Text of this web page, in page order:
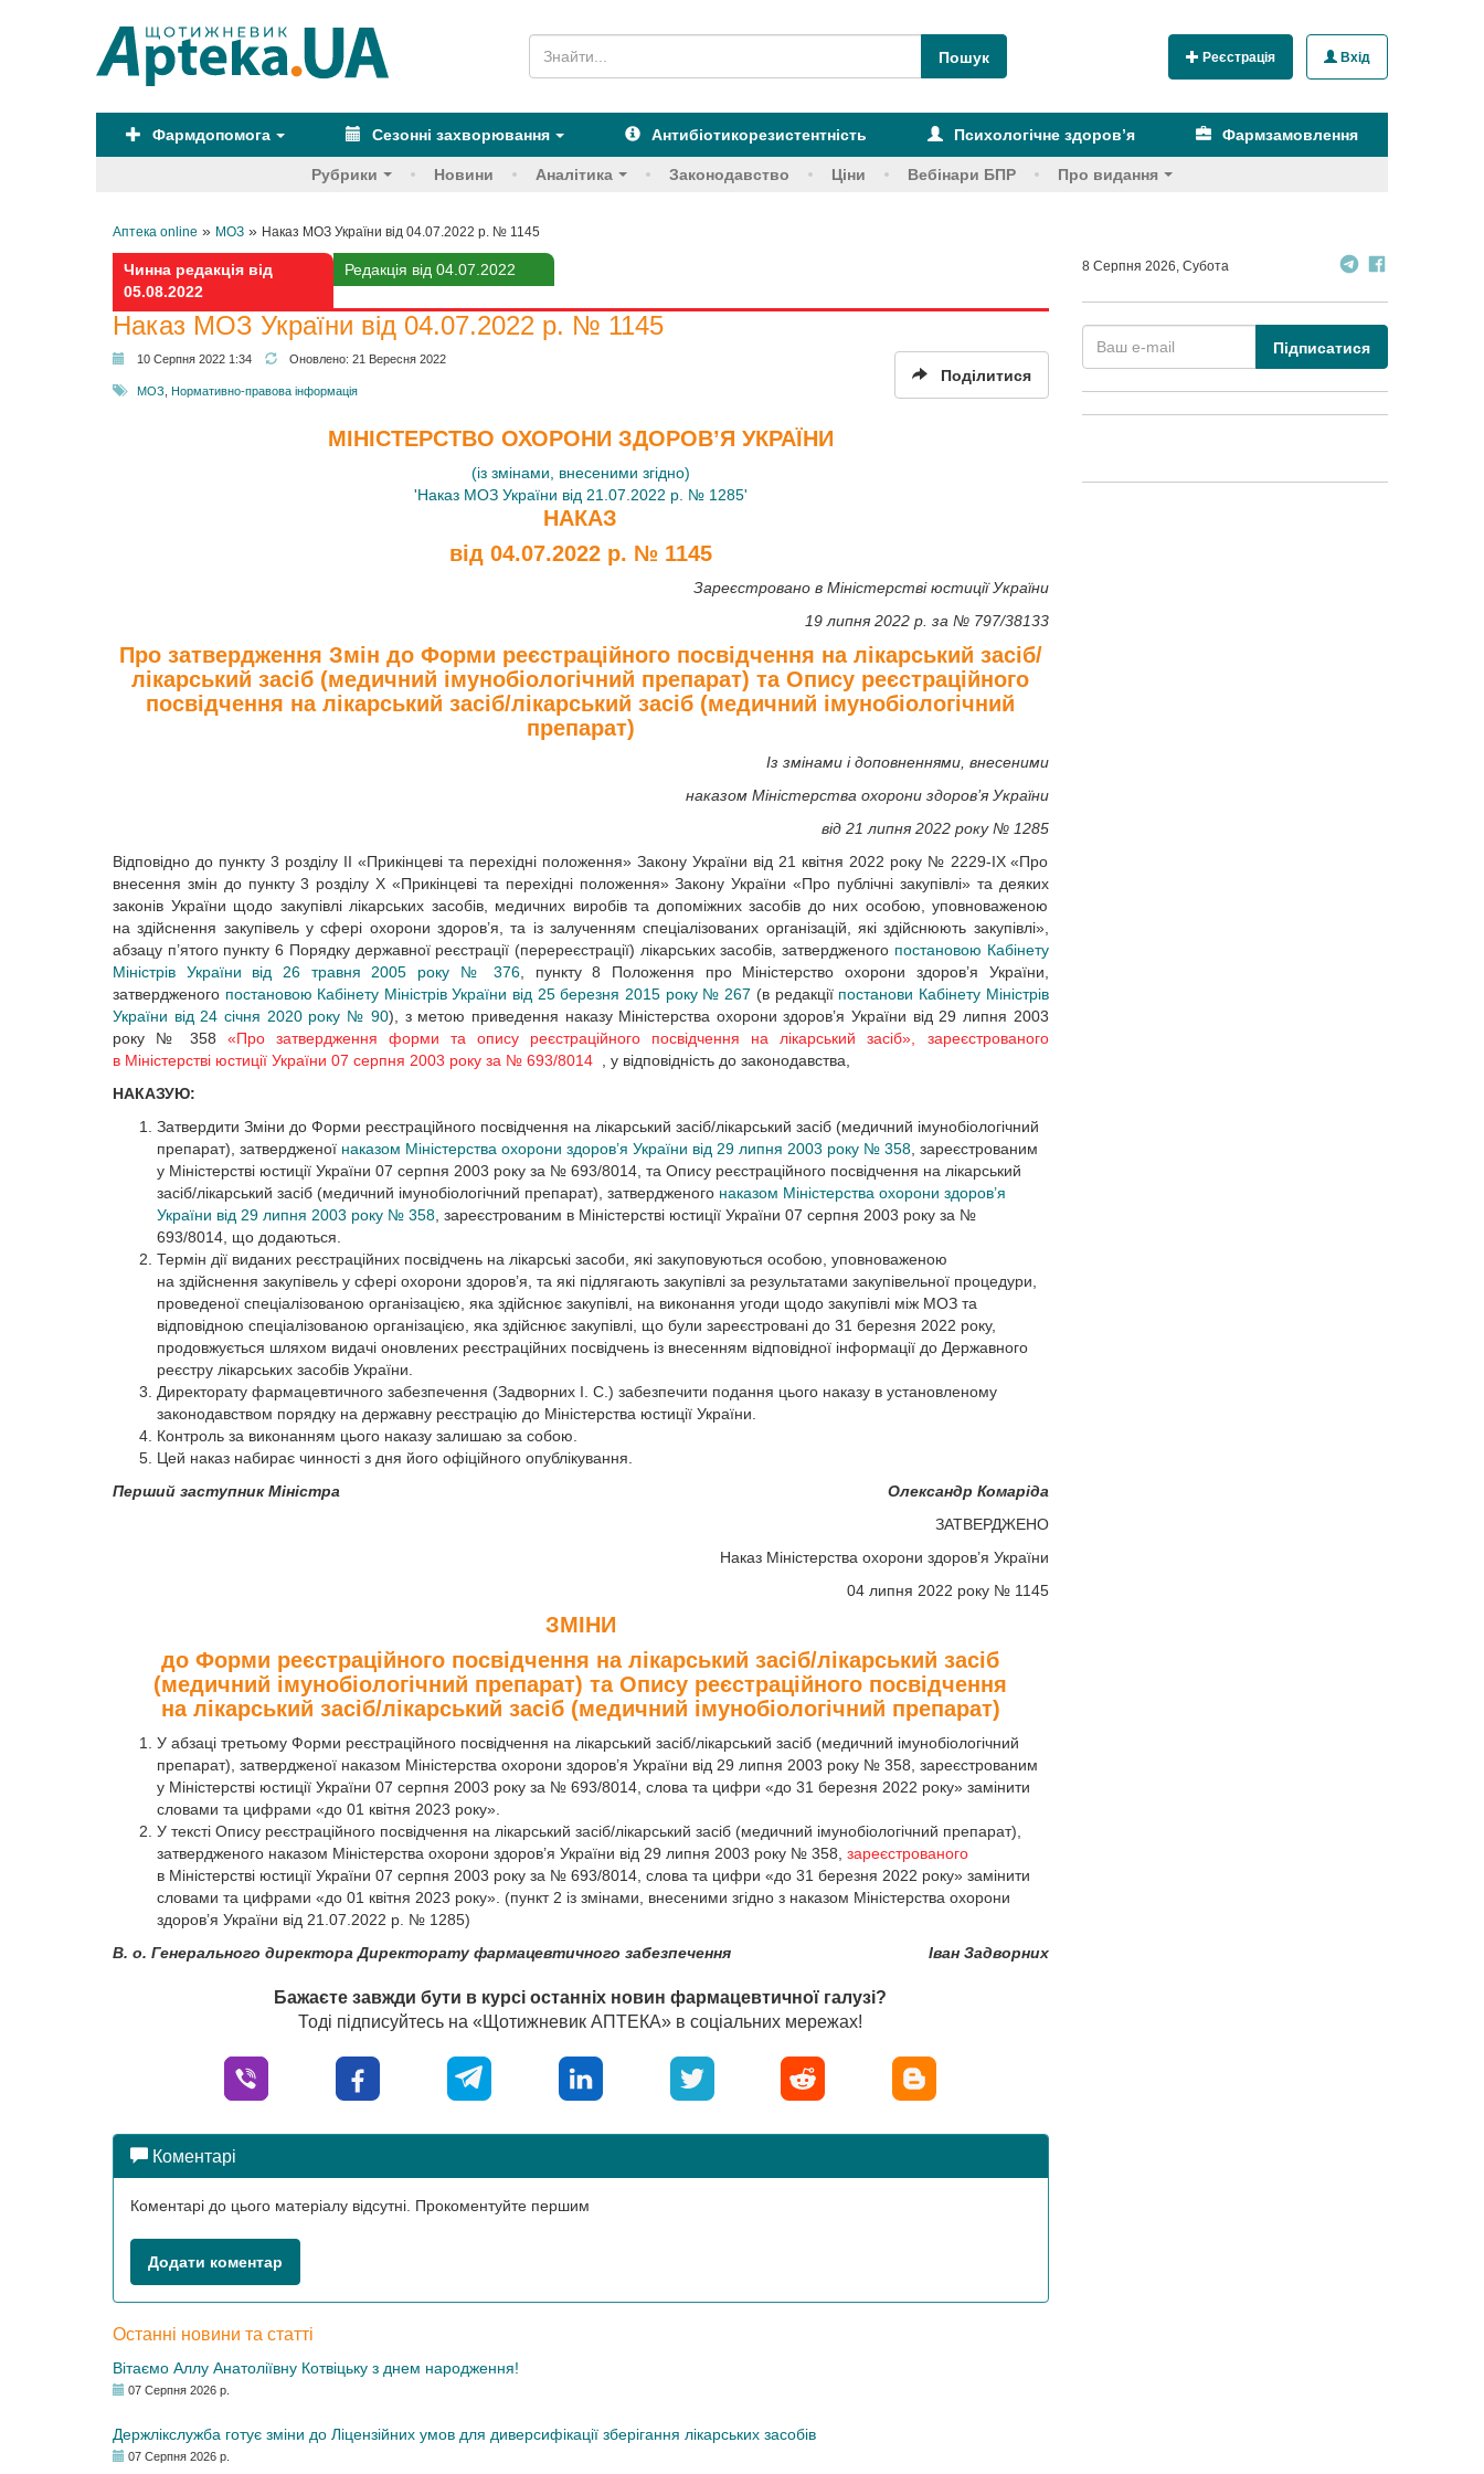
Реєстрація Вхід
Фармдопомога Сезонні захворювання Антибіотикорезистентність Психологічне здоров’я Фармзамовлення
Рубрики Новини Аналітика Законодавство Ціни Вебінари БПР Про видання
Аптека online » МОЗ » Наказ МОЗ України від 04.07.2022 р. № 1145
Чинна редакція від
05.08.2022
Редакція від 04.07.2022
Наказ МОЗ України від 04.07.2022 р. № 1145
10 Серпня 2022 1:34 Оновлено: 21 Вересня 2022
МОЗ Нормативно-правова інформація
Поділитися
МІНІСТЕРСТВО ОХОРОНИ ЗДОРОВ’Я УКРАЇНИ
(із змінами, внесеними згідно)
'Наказ МОЗ України від 21.07.2022 р. № 1285'
НАКАЗ
від 04.07.2022 р. № 1145
Зареєстровано в Міністерстві юстиції України
19 липня 2022 р. за № 797/38133
Про затвердження Змін до Форми реєстраційного посвідчення на лікарський засіб/
лікарський засіб (медичний імунобіологічний препарат) та Опису реєстраційного
посвідчення на лікарський засіб/лікарський засіб (медичний імунобіологічний
препарат)
Із змінами і доповненнями, внесеними
наказом Міністерства охорони здоров’я України
від 21 липня 2022 року № 1285
Відповідно до пункту 3 розділу II «Прикінцеві та перехідні положення» Закону України від 21 квітня 2022 року № 2229-IX «Про
внесення змін до пункту 3 розділу X «Прикінцеві та перехідні положення» Закону України «Про публічні закупівлі» та деяких
законів України щодо закупівлі лікарських засобів, медичних виробів та допоміжних засобів до них особою, уповноваженою
на здійснення закупівель у сфері охорони здоров’я, та із залученням спеціалізованих організацій, які здійснюють закупівлі»,
абзацу п’ятого пункту 6 Порядку державної реєстрації (перереєстрації) лікарських засобів, затвердженого постановою Кабінету
Міністрів України від 26 травня 2005 року № 376 , пункту 8 Положення про Міністерство охорони здоров’я України,
затвердженого постановою Кабінету Міністрів України від 25 березня 2015 року № 267 (в редакції постанови Кабінету Міністрів
України від 24 січня 2020 року № 90), з метою приведення наказу Міністерства охорони здоров’я України від 29 липня 2003
року № 358«Про затвердження форми та опису реєстраційного посвідчення на лікарський засіб», зареєстрованого
в Міністерстві юстиції України 07 серпня 2003 року за № 693/8014
, у відповідність до законодавства,
НАКАЗУЮ:
Затвердити Зміни до Форми реєстраційного посвідчення на лікарський засіб/лікарський засіб (медичний імунобіологічний
препарат), затвердженої наказом Міністерства охорони здоров’я України від 29 липня 2003 року № 358 , зареєстрованим
у Міністерстві юстиції України 07 серпня 2003 року за № 693/8014, та Опису реєстраційного посвідчення на лікарський
засіб/лікарський засіб (медичний імунобіологічний препарат), затвердженого наказом Міністерства охорони здоров’я
України від 29 липня 2003 року № 358 , зареєстрованим в Міністерстві юстиції України 07 серпня 2003 року за №
693/8014, що додаються.
Термін дії виданих реєстраційних посвідчень на лікарські засоби, які закуповуються особою, уповноваженою
на здійснення закупівель у сфері охорони здоров’я, та які підлягають закупівлі за результатами закупівельної процедури,
проведеної спеціалізованою організацією, яка здійснює закупівлі, на виконання угоди щодо закупівлі між МОЗ та
відповідною спеціалізованою організацією, яка здійснює закупівлі, що були зареєстровані до 31 березня 2022 року,
продовжується шляхом видачі оновлених реєстраційних посвідчень із внесенням відповідної інформації до Державного
реєстру лікарських засобів України.
Директорату фармацевтичного забезпечення (Задворних І. С.) забезпечити подання цього наказу в установленому
законодавством порядку на державну реєстрацію до Міністерства юстиції України.
Контроль за виконанням цього наказу залишаю за собою.
Цей наказ набирає чинності з дня його офіційного опублікування.
Перший заступник Міністра
Олександр Комаріда
ЗАТВЕРДЖЕНО
Наказ Міністерства охорони здоров’я України
04 липня 2022 року № 1145
ЗМІНИ
до Форми реєстраційного посвідчення на лікарський засіб/лікарський засіб
(медичний імунобіологічний препарат) та Опису реєстраційного посвідчення
на лікарський засіб/лікарський засіб (медичний імунобіологічний препарат)
У абзаці третьому Форми реєстраційного посвідчення на лікарський засіб/лікарський засіб (медичний імунобіологічний
препарат), затвердженої наказом Міністерства охорони здоров’я України від 29 липня 2003 року № 358, зареєстрованим
у Міністерстві юстиції України 07 серпня 2003 року за № 693/8014, слова та цифри «до 31 березня 2022 року» замінити
словами та цифрами «до 01 квітня 2023 року».
У тексті Опису реєстраційного посвідчення на лікарський засіб/лікарський засіб (медичний імунобіологічний препарат),
затвердженого наказом Міністерства охорони здоров’я України від 29 липня 2003 року № 358, зареєстрованого
в Міністерстві юстиції України 07 серпня 2003 року за № 693/8014, слова та цифри «до 31 березня 2022 року» замінити
словами та цифрами «до 01 квітня 2023 року». (пункт 2 із змінами, внесеними згідно з наказом Міністерства охорони
здоров’я України від 21.07.2022 р. № 1285)
В. о. Генерального директора Директорату фармацевтичного забезпечення
Іван Задворних
Бажаєте завжди бути в курсі останніх новин фармацевтичної галузі?
Тоді підписуйтесь на «Щотижневик АПТЕКА» в соціальних мережах!
Коментарі
Коментарі до цього матеріалу відсутні. Прокоментуйте першим
Додати коментар
Останні новини та статті
Вітаємо Аллу Анатоліївну Котвіцьку з днем народження!
07 Серпня 2026 р.
Держлікслужба готує зміни до Ліцензійних умов для диверсифікації зберігання лікарських засобів
07 Серпня 2026 р.
8 Серпня 2026, Субота
Підписатися